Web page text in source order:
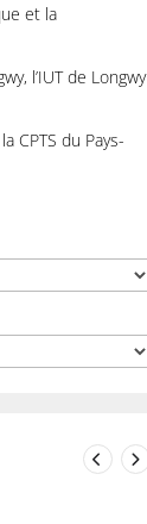
et la
l’IUT de Longwy
CPTS du Pays-